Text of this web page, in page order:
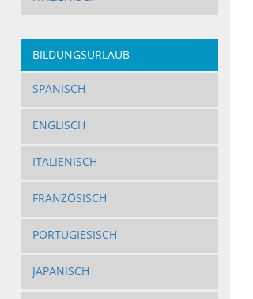
BILDUNGSURLAUB
SPANISCH
ENGLISCH
ITALIENISCH
FRANZÖSISCH
PORTUGIESISCH
JAPANISCH